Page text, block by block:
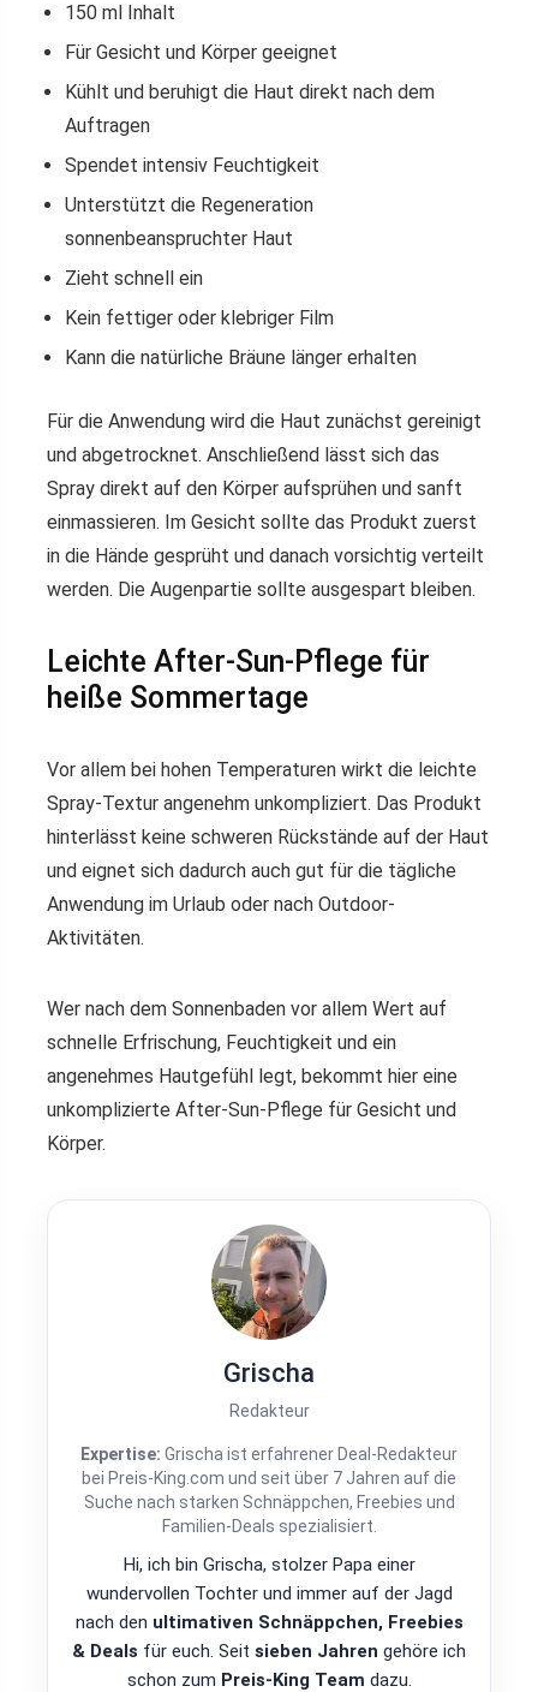
150 ml Inhalt
Für Gesicht und Körper geeignet
Kühlt und beruhigt die Haut direkt nach dem
Auftragen
Spendet intensiv Feuchtigkeit
Unterstützt die Regeneration
sonnenbeanspruchter Haut
Zieht schnell ein
Kein fettiger oder klebriger Film
Kann die natürliche Bräune länger erhalten
Für die Anwendung wird die Haut zunächst gereinigt
und abgetrocknet. Anschließend lässt sich das
Spray direkt auf den Körper aufsprühen und sanft
einmassieren. Im Gesicht sollte das Produkt zuerst
in die Hände gesprüht und danach vorsichtig verteilt
werden. Die Augenpartie sollte ausgespart bleiben.
Leichte After-Sun-Pflege für
heiße Sommertage
Vor allem bei hohen Temperaturen wirkt die leichte
Spray-Textur angenehm unkompliziert. Das Produkt
hinterlässt keine schweren Rückstände auf der Haut
und eignet sich dadurch auch gut für die tägliche
Anwendung im Urlaub oder nach Outdoor-
Aktivitäten.
Wer nach dem Sonnenbaden vor allem Wert auf
schnelle Erfrischung, Feuchtigkeit und ein
angenehmes Hautgefühl legt, bekommt hier eine
unkomplizierte After-Sun-Pflege für Gesicht und
Körper.
Grischa
Redakteur
Expertise: Grischa ist erfahrener Deal-Redakteur
bei Preis-King.com und seit über 7 Jahren auf die
Suche nach starken Schnäppchen, Freebies und
Familien-Deals spezialisiert.
Hi, ich bin Grischa, stolzer Papa einer
wundervollen Tochter und immer auf der Jagd
nach den ultimativen Schnäppchen, Freebies
& Deals für euch. Seit sieben Jahren gehöre ich
schon zum Preis-King Team dazu.